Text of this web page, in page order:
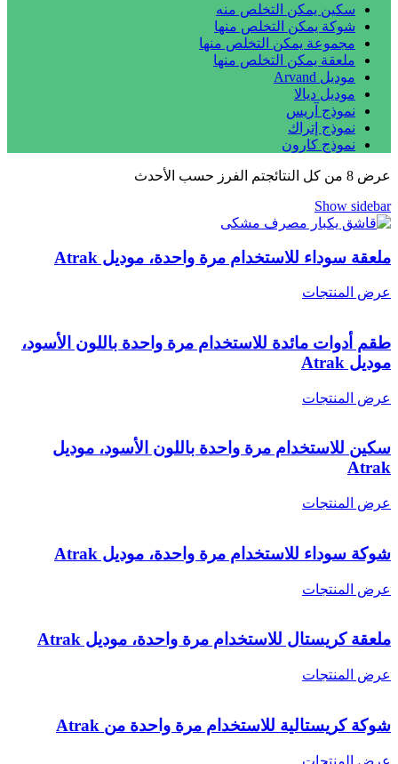
سكين يمكن التخلص منه
شوكة يمكن التخلص منها
مجموعة يمكن التخلص منها
ملعقة يمكن التخلص منها
موديل Arvand
موديل ديالا
نموذج آريس
نموذج إتراك
نموذج كارون
عرض ⁦8⁩ من كل النتائج
تم الفرز حسب الأحدث
Show sidebar
ملعقة سوداء للاستخدام مرة واحدة، موديل Atrak
عرض المنتجات
طقم أدوات مائدة للاستخدام مرة واحدة باللون الأسود،
موديل Atrak
عرض المنتجات
سكين للاستخدام مرة واحدة باللون الأسود، موديل
Atrak
عرض المنتجات
شوكة سوداء للاستخدام مرة واحدة، موديل Atrak
عرض المنتجات
ملعقة كريستال للاستخدام مرة واحدة، موديل Atrak
عرض المنتجات
شوكة كريستالية للاستخدام مرة واحدة من Atrak
عرض المنتجات